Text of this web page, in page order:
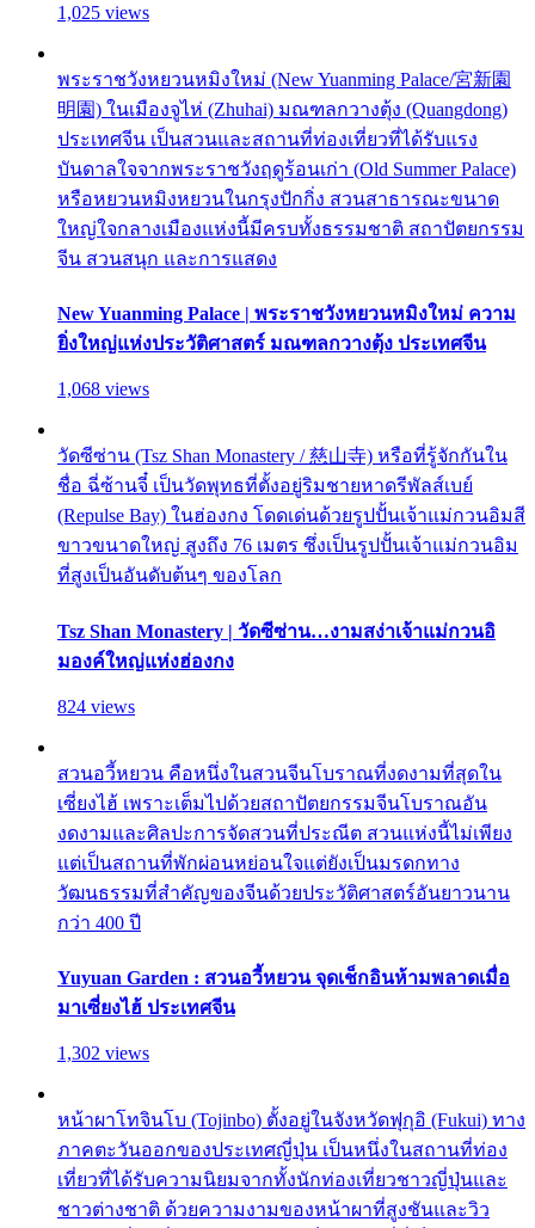
1,025 views
พระราชวังหยวนหมิงใหม่ (New Yuanming Palace/宮新園
明園) ในเมืองจูไห่ (Zhuhai) มณฑลกวางตุ้ง (Quangdong)
ประเทศจีน เป็นสวนและสถานที่ท่องเที่ยวที่ได้รับแรง
บันดาลใจจากพระราชวังฤดูร้อนเก่า (Old Summer Palace)
หรือหยวนหมิงหยวนในกรุงปักกิ่ง สวนสาธารณะขนาด
ใหญ่ใจกลางเมืองแห่งนี้มีครบทั้งธรรมชาติ สถาปัตยกรรม
จีน สวนสนุก และการแสดง
New Yuanming Palace | พระราชวังหยวนหมิงใหม่ ความ
ยิ่งใหญ่แห่งประวัติศาสตร์ มณฑลกวางตุ้ง ประเทศจีน
1,068 views
วัดซีซ่าน (Tsz Shan Monastery / 慈山寺) หรือที่รู้จักกันใน
ชื่อ ฉี่ซ้านจี๋ เป็นวัดพุทธที่ตั้งอยู่ริมชายหาดรีพัลส์เบย์
(Repulse Bay) ในฮ่องกง โดดเด่นด้วยรูปปั้นเจ้าแม่กวนอิมสี
ขาวขนาดใหญ่ สูงถึง 76 เมตร ซึ่งเป็นรูปปั้นเจ้าแม่กวนอิม
ที่สูงเป็นอันดับต้นๆ ของโลก
Tsz Shan Monastery | วัดซีซ่าน…งามสง่าเจ้าแม่กวนอิ
มองค์ใหญ่แห่งฮ่องกง
824 views
สวนอวี้หยวน คือหนึ่งในสวนจีนโบราณที่งดงามที่สุดใน
เซี่ยงไฮ้ เพราะเต็มไปด้วยสถาปัตยกรรมจีนโบราณอัน
งดงามและศิลปะการจัดสวนที่ประณีต สวนแห่งนี้ไม่เพียง
แต่เป็นสถานที่พักผ่อนหย่อนใจแต่ยังเป็นมรดกทาง
วัฒนธรรมที่สำคัญของจีนด้วยประวัติศาสตร์อันยาวนาน
กว่า 400 ปี
Yuyuan Garden : สวนอวี้หยวน จุดเช็กอินห้ามพลาดเมื่อ
มาเซี่ยงไฮ้ ประเทศจีน
1,302 views
หน้าผาโทจินโบ (Tojinbo) ตั้งอยู่ในจังหวัดฟุกุอิ (Fukui) ทาง
ภาคตะวันออกของประเทศญี่ปุ่น เป็นหนึ่งในสถานที่ท่อง
เที่ยวที่ได้รับความนิยมจากทั้งนักท่องเที่ยวชาวญี่ปุ่นและ
ชาวต่างชาติ ด้วยความงามของหน้าผาที่สูงชันและวิว